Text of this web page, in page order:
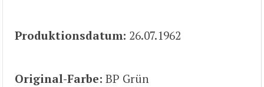
Produktionsdatum: 26.07.1962
Original-Farbe: BP Grün